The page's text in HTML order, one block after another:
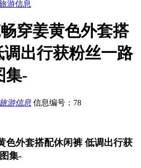
游信息
穿姜黄色外套搭
出行获粉丝一路
集-
旅游信息 信息编号：78
色外套搭配休闲裤 低调出行获
集-